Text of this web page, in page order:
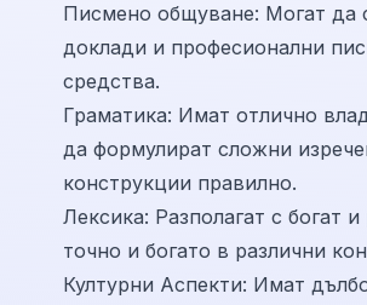
Писмено общуване: Могат да
доклади и професионални
средства.
Граматика: Имат отлично
да формулират сложни
конструкции правилно.
Лексика: Разполагат с богат
точно и богато в различни
Културни Аспекти: Имат